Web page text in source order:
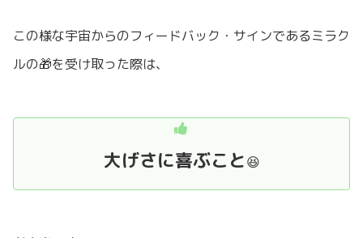
この様な宇宙からのフィードバック・サインであるミラク
ルの🎁を受け取った際は、
大げさに喜ぶこと😆